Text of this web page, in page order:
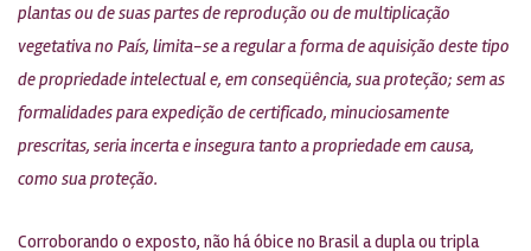
plantas ou de suas partes de reprodução ou de multiplicação
vegetativa no País, limita-se a regular a forma de aquisição deste tipo
de propriedade intelectual e, em conseqüência, sua proteção; sem as
formalidades para expedição de certificado, minuciosamente
prescritas, seria incerta e insegura tanto a propriedade em causa,
como sua proteção.
Corroborando o exposto, não há óbice no Brasil a dupla ou tripla